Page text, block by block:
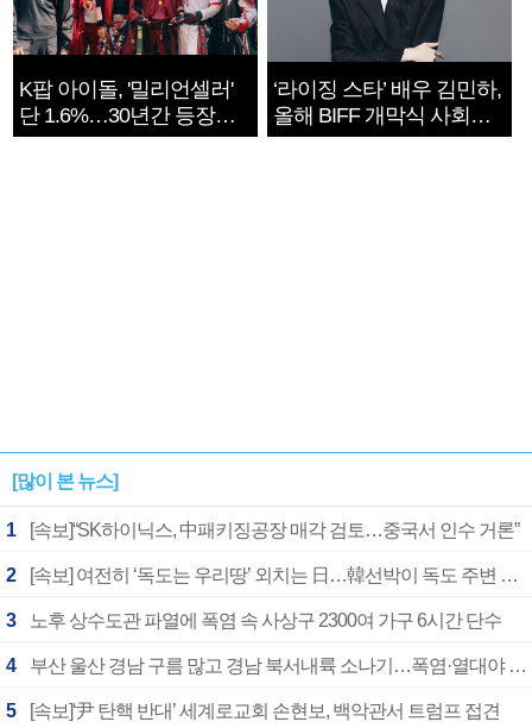
K팝 아이돌, '밀리언셀러'
단 1.6%…30년간 등장
1182개팀 전수조사
‘라이징 스타’ 배우 김민하,
올해 BIFF 개막식 사회자
확정
[많이 본 뉴스]
1 [속보]“SK하이닉스, 中패키징공장 매각 검토…중국서 인수 거론”
2 [속보] 여전히 ‘독도는 우리땅’ 외치는 日…韓선박이 독도 주변 해양조사 활동하자 반발
3 노후 상수도관 파열에 폭염 속 사상구 2300여 가구 6시간 단수
4 부산 울산 경남 구름 많고 경남 북서내륙 소나기…폭염·열대야 계속
5 [속보]‘尹 탄핵 반대’ 세계로교회 손현보, 백악관서 트럼프 접견